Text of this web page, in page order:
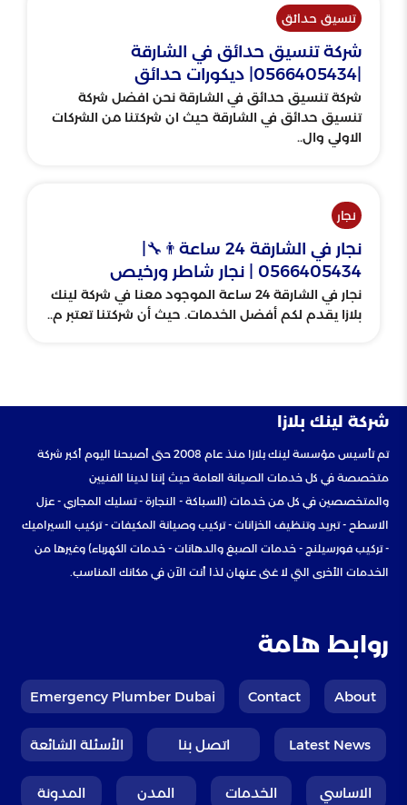
تنسيق حدائق
شركة تنسيق حدائق في الشارقة
شركة تنسيق حدائق في الشارقة نحن افضل شركة
تنسيق حدائق في الشارقة حيث ان شركتنا من الشركات
الاولي وال..
نجار
نجار في الشارقة 24 ساعة👨‍🔧|
0566405434 | نجار شاطر ورخيص
نجار في الشارقة 24 ساعة الموجود معنا في شركة لينك
بلازا يقدم لكم أفضل الخدمات. حيث أن شركتنا تعتبر م..
شركة لينك بلازا
تم تأسيس مؤسسة لينك بلازا منذ عام 2008 حتى أصبحنا اليوم أكبر شركة
متخصصة في كل خدمات الصيانة العامة حيث إننا لدينا الفنيين
والمتخصصين في كل من خدمات (السباكة - النجارة - تسليك المجاري - عزل
الاسطح - تبريد وتنظيف الخزانات - تركيب وصيانة المكيفات - تركيب السيراميك
- تركيب فورسيلنج - خدمات الصبغ والدهانات - خدمات الكهرباء) وغيرها من
الخدمات الأخرى التي لا غنى عنهان لذا أنت الآن في مكانك المناسب.
روابط هامة
About
Contact
Emergency Plumber Dubai
Latest News اتصل بنا الأسئلة الشائعة
الاساسي الخدمات المدن المدونة